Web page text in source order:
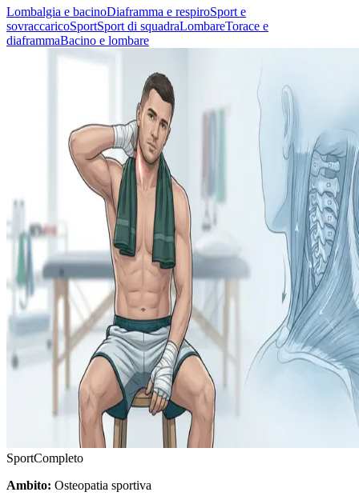
Lombalgia e bacinoDiaframma e respiroSport e
sovraccaricoSportSport di squadraLombareTorace e
diaframmaBacino e lombare
SportCompleto
Ambito: Osteopatia sportiva